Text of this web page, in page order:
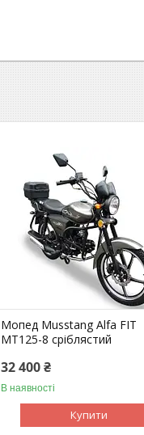
Мопед Musstang Alfa FIT
MT125-8 сріблястий
32 400 ₴
В наявності
Купити